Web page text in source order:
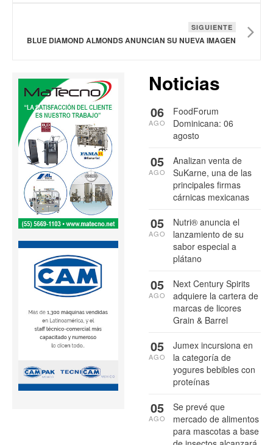
SIGUIENTE
BLUE DIAMOND ALMONDS ANUNCIAN SU NUEVA IMAGEN
Noticias
FoodForum
Dominicana: 06
agosto
06
AGO
Analizan venta de
SuKarne, una de las
principales firmas
cárnicas mexicanas
05
AGO
Nutri® anuncia el
lanzamiento de su
sabor especial a
plátano
05
AGO
Next Century Spirits
adquiere la cartera de
marcas de licores
Grain & Barrel
05
AGO
Jumex incursiona en
la categoría de
yogures bebibles con
proteínas
05
AGO
Se prevé que
mercado de alimentos
para mascotas a base
05
AGO